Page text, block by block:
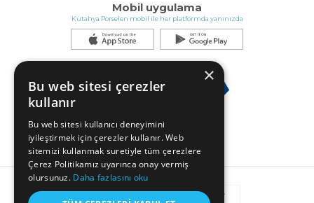
Mobil uygulama
Kütahya Porselen mobil ile her platformda yanınızda
×
Bu web sitesi çerezler
kullanır
Bu web sitesi kullanıcı deneyimini
iyileştirmek için çerezler kullanır. Web
sitemizi kullanmak suretiyle tüm çerezlere
Çerez Politikamız uyarınca onay vermiş
olursunuz. Daha fazlasını oku